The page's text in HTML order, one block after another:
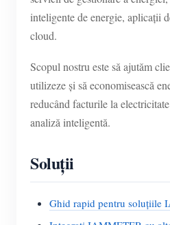
inteligente de energie, aplicații
cloud.
Scopul nostru este să ajutăm
utilizeze și să economisească
reducând facturile la
analiză inteligentă.
Soluții
Ghid rapid pentru soluțiile